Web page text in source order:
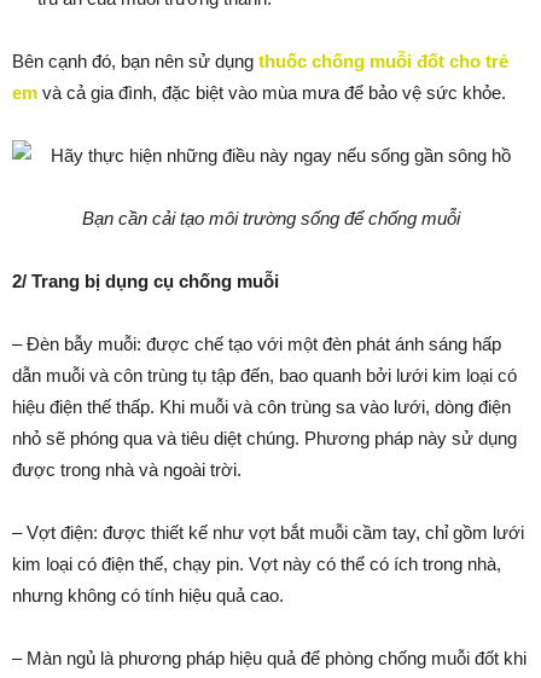
Bên cạnh đó, bạn nên sử dụng thuốc chống muỗi đốt cho trẻ
em và cả gia đình, đặc biệt vào mùa mưa để bảo vệ sức khỏe.
Bạn cần cải tạo môi trường sống để chống muỗi
2/ Trang bị dụng cụ chống muỗi
– Đèn bẫy muỗi: được chế tạo với một đèn phát ánh sáng hấp
dẫn muỗi và côn trùng tụ tập đến, bao quanh bởi lưới kim loại có
hiệu điện thế thấp. Khi muỗi và côn trùng sa vào lưới, dòng điện
nhỏ sẽ phóng qua và tiêu diệt chúng. Phương pháp này sử dụng
được trong nhà và ngoài trời.
– Vợt điện: được thiết kế như vợt bắt muỗi cầm tay, chỉ gồm lưới
kim loại có điện thế, chạy pin. Vợt này có thể có ích trong nhà,
nhưng không có tính hiệu quả cao.
– Màn ngủ là phương pháp hiệu quả để phòng chống muỗi đốt khi